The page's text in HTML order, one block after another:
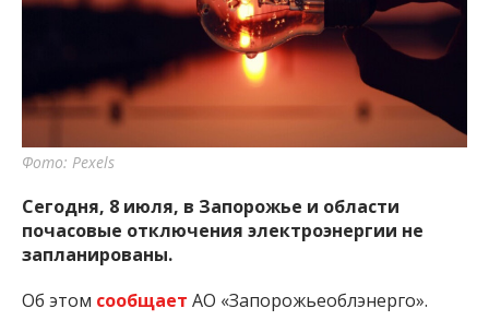
важную информацию о событиях
города Запорожья и области.
Фото: Pexels
Сегодня, 8 июля, в Запорожье и области
почасовые отключения электроэнергии не
запланированы.
Об этом сообщает АО «Запорожьеоблэнерго».